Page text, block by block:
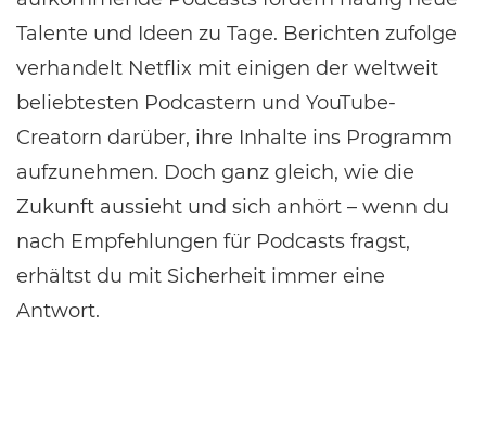
Talente und Ideen zu Tage. Berichten zufolge
verhandelt Netflix mit einigen der weltweit
beliebtesten Podcastern und YouTube-
Creatorn darüber, ihre Inhalte ins Programm
aufzunehmen. Doch ganz gleich, wie die
Zukunft aussieht und sich anhört – wenn du
nach Empfehlungen für Podcasts fragst,
erhältst du mit Sicherheit immer eine
Antwort.